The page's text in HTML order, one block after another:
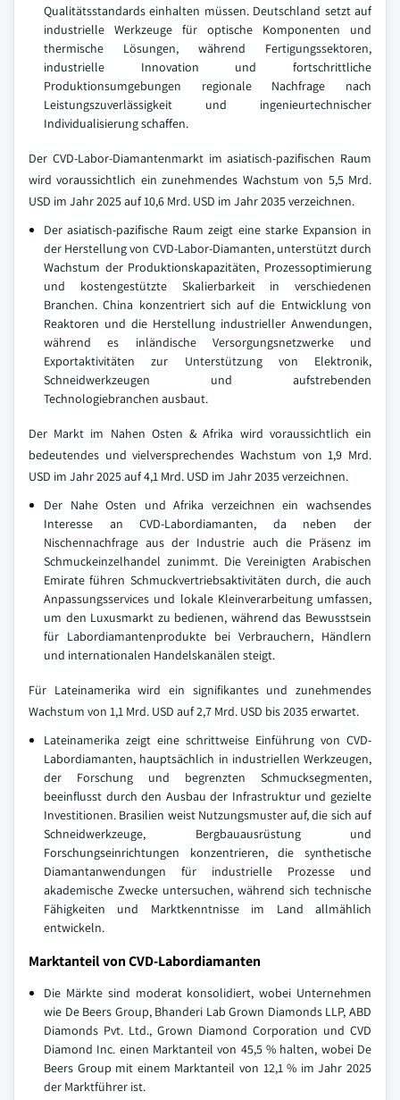
Qualitätsstandards einhalten müssen. Deutschland setzt auf
industrielle Werkzeuge für optische Komponenten und
thermische Lösungen, während Fertigungssektoren,
industrielle Innovation und fortschrittliche
Produktionsumgebungen regionale Nachfrage nach
Leistungszuverlässigkeit und ingenieurtechnischer
Individualisierung schaffen.
Der CVD-Labor-Diamantenmarkt im asiatisch-pazifischen Raum
wird voraussichtlich ein zunehmendes Wachstum von 5,5 Mrd.
USD im Jahr 2025 auf 10,6 Mrd. USD im Jahr 2035 verzeichnen.
Der asiatisch-pazifische Raum zeigt eine starke Expansion in
der Herstellung von CVD-Labor-Diamanten, unterstützt durch
Wachstum der Produktionskapazitäten, Prozessoptimierung
und kostengestützte Skalierbarkeit in verschiedenen
Branchen. China konzentriert sich auf die Entwicklung von
Reaktoren und die Herstellung industrieller Anwendungen,
während es inländische Versorgungsnetzwerke und
Exportaktivitäten zur Unterstützung von Elektronik,
Schneidwerkzeugen und aufstrebenden
Technologiebranchen ausbaut.
Der Markt im Nahen Osten & Afrika wird voraussichtlich ein
bedeutendes und vielversprechendes Wachstum von 1,9 Mrd.
USD im Jahr 2025 auf 4,1 Mrd. USD im Jahr 2035 verzeichnen.
Der Nahe Osten und Afrika verzeichnen ein wachsendes
Interesse an CVD-Labordiamanten, da neben der
Nischennachfrage aus der Industrie auch die Präsenz im
Schmuckeinzelhandel zunimmt. Die Vereinigten Arabischen
Emirate führen Schmuckvertriebsaktivitäten durch, die auch
Anpassungsservices und lokale Kleinverarbeitung umfassen,
um den Luxusmarkt zu bedienen, während das Bewusstsein
für Labordiamantenprodukte bei Verbrauchern, Händlern
und internationalen Handelskanälen steigt.
Für Lateinamerika wird ein signifikantes und zunehmendes
Wachstum von 1,1 Mrd. USD auf 2,7 Mrd. USD bis 2035 erwartet.
Lateinamerika zeigt eine schrittweise Einführung von CVD-
Labordiamanten, hauptsächlich in industriellen Werkzeugen,
der Forschung und begrenzten Schmucksegmenten,
beeinflusst durch den Ausbau der Infrastruktur und gezielte
Investitionen. Brasilien weist Nutzungsmuster auf, die sich auf
Schneidwerkzeuge, Bergbauausrüstung und
Forschungseinrichtungen konzentrieren, die synthetische
Diamantanwendungen für industrielle Prozesse und
akademische Zwecke untersuchen, während sich technische
Fähigkeiten und Marktkenntnisse im Land allmählich
entwickeln.
Marktanteil von CVD-Labordiamanten
Die Märkte sind moderat konsolidiert, wobei Unternehmen
wie De Beers Group, Bhanderi Lab Grown Diamonds LLP, ABD
Diamonds Pvt. Ltd., Grown Diamond Corporation und CVD
Diamond Inc. einen Marktanteil von 45,5 % halten, wobei De
Beers Group mit einem Marktanteil von 12,1 % im Jahr 2025
der Marktführer ist.